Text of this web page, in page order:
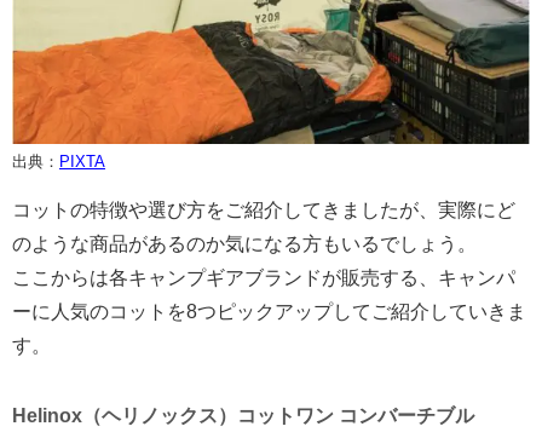
出典： PIXTA
コットの特徴や選び方をご紹介してきましたが、実際にど
のような商品があるのか気になる方もいるでしょう。
ここからは各キャンプギアブランドが販売する、キャンパ
ーに人気のコットを8つピックアップしてご紹介していきま
す。
Helinox（ヘリノックス）コットワン コンバーチブル